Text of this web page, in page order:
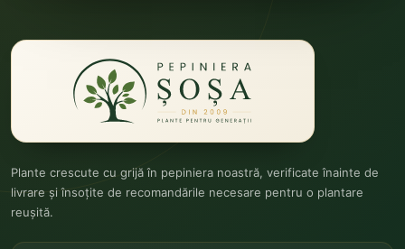
Plante crescute cu grijă în pepiniera noastră, verificate înainte de
livrare și însoțite de recomandările necesare pentru o plantare
reușită.